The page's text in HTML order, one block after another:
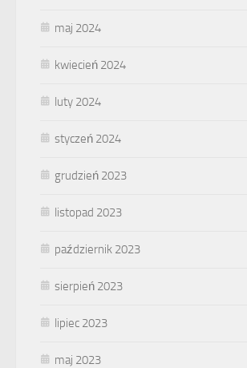
maj 2024
kwiecień 2024
luty 2024
styczeń 2024
grudzień 2023
listopad 2023
październik 2023
sierpień 2023
lipiec 2023
maj 2023